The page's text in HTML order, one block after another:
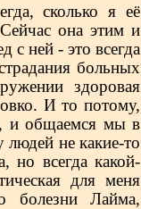
сколько я её
она этим и
с ней - это всегда
больных
здоровая
И то потому,
и общаемся мы в
не какие-то
но всегда какой-
для меня
болезни Лайма,